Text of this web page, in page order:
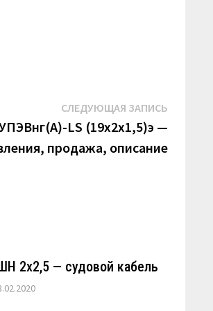
СЛЕДУЮЩАЯ ЗАПИСЬ
запись:
LS (19х2х1,5)э —
продажа, описание
2х2,5 — судовой кабель